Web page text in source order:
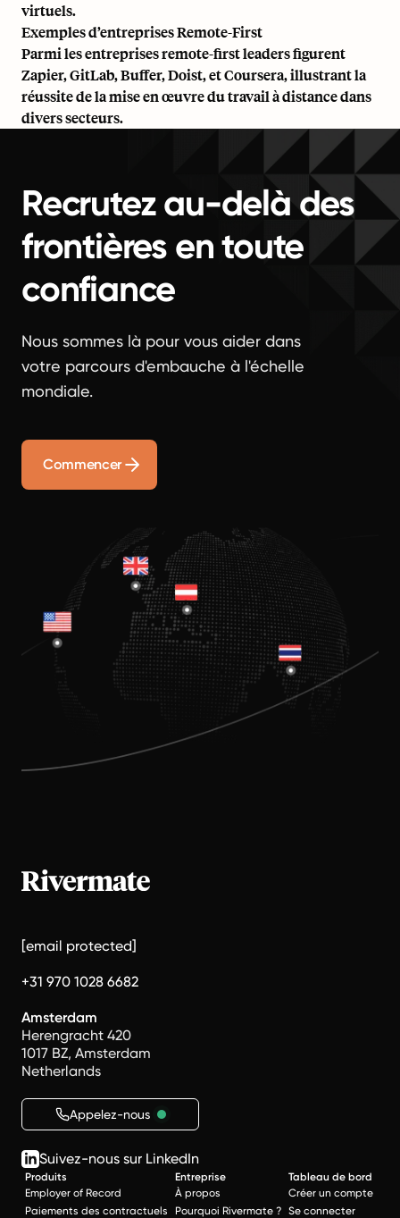
virtuels.
Exemples d’entreprises Remote-First
Parmi les entreprises remote-first leaders figurent
Zapier, GitLab, Buffer, Doist, et Coursera, illustrant la
réussite de la mise en œuvre du travail à distance dans
divers secteurs.
Recrutez au-delà des
frontières en toute
confiance
Nous sommes là pour vous aider dans
votre parcours d'embauche à l'échelle
mondiale.
Commencer
[email protected]
+31 970 1028 6682
Amsterdam
Herengracht 420
1017 BZ, Amsterdam
Netherlands
Appelez-nous
Suivez-nous sur LinkedIn
Produits
Employer of Record
Paiements des contractuels
Entreprise
À propos
Pourquoi Rivermate ?
Tableau de bord
Créer un compte
Se connecter